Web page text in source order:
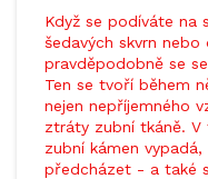
Když se podíváte na
šedavých skvrn nebo
pravděpodobně se
Ten se tvoří během
nejen nepříjemného
ztráty zubní tkáně.
zubní kámen
předcházet - a také